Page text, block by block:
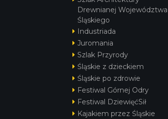
Drewnianej Województwa
Śląskiego
Industriada
Juromania
Szlak Przyrody
Śląskie z dzieckiem
Śląskie po zdrowie
Festiwal Górnej Odry
Festiwal DziewięćSił
Kajakiem przez Śląskie